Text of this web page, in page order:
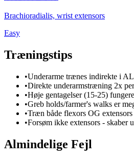
Brachioradialis, wrist extensors
Easy
Træningstips
•Underarme trænes indirekte i
•Direkte underarmstræning 2x
•Høje gentagelser (15-25)
•Greb holds/farmer's walks er
•Træn både flexors OG
•Forsøm ikke extensors - skaber
Almindelige Fejl